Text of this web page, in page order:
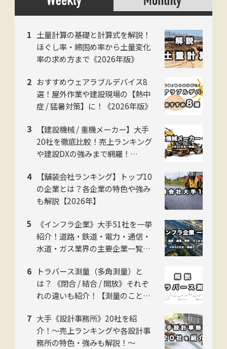
土量計算の基礎と計算式を解説！
ほぐし率・締固め率から土量変化
率の求め方まで《2026年版》
おすすめウェアラブルデバイス8
選！屋外作業や建設現場の【熱中
症 / 猛暑対策】に！《2026年版》
【建設機械 / 重機メーカー】大手
20社を徹底比較！売上ランキング
や建設DXの強みまで網羅！
【舗装会社ランキング】トップ10
の企業とは？各企業の特色や強み
も解説【2026年】
《インフラ企業》大手51社を一挙
紹介！道路・鉄道・電力・通信・
水道・ガス業界の主要企業一覧！
トラバース測量（多角測量）と
は？ 《閉合 / 結合 / 開放》それぞ
れの違いも紹介！【測量のことイ
大手《設計事務所》20社を紹
介！〜売上ランキングや各設計事
務所の特色・強みも解説！〜